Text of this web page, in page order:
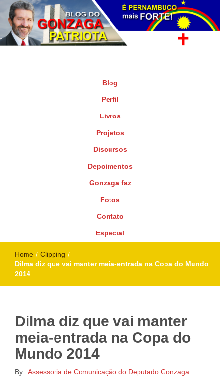
Blog
Perfil
Livros
Projetos
Discursos
Depoimentos
Gonzaga faz
Fotos
Contato
Especial
Home / Clipping /
Dilma diz que vai manter meia-entrada na Copa do Mundo
2014
Dilma diz que vai manter
meia-entrada na Copa do
Mundo 2014
By : Assessoria de Comunicação do Deputado Gonzaga